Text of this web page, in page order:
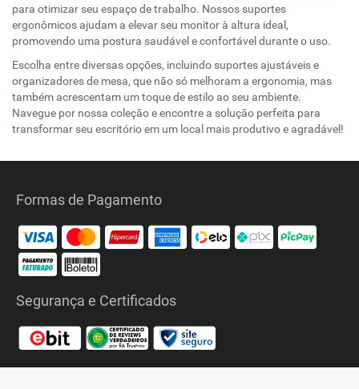
para otimizar seu espaço de trabalho. Nossos suportes
ergonômicos ajudam a elevar seu monitor à altura ideal,
promovendo uma postura saudável e confortável durante o uso.
Escolha entre diversas opções, incluindo suportes ajustáveis e
organizadores de mesa, que não só melhoram a ergonomia, mas
também acrescentam um toque de estilo ao seu ambiente.
Navegue por nossa coleção e encontre a solução perfeita para
transformar seu escritório em um local mais produtivo e agradável!
Formas de Pagamento
Segurança e Certificados